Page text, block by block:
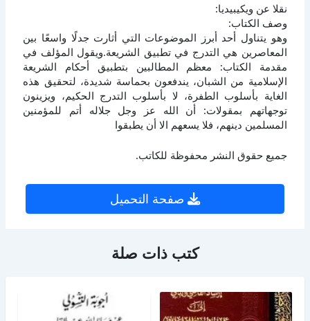
نقلا عن ويكيبيديا:
وصف الكتاب:
وهو يتناول أحد أبرز الموضوعات التي أثارت جدلًا واسعًا بين
المعاصرين هي التدرج في تطبيق الشريعة.ويقول المؤلف في
مقدمة الكتاب: معظم المطالبين بتطبيق أحكام الشريعة
الإسلامية من الشبان، يندفعون بحماسة شديدة، لتحقيق هذه
الغاية بأسلوب الطفرة، لا بأسلوب التدرج الحكيم، ويزينون
توجهاتهم بمقولات: أن الله عز وجل جلاله أتم للمؤمنين
المسلمين دينهم، فلا يسعهم الا أن يطبقوا
جميع حقوق النشر محفوظة للكاتب.
صفحة التحميل
كتب ذات صلة